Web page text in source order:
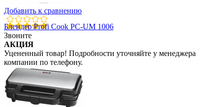
Добавить к сравнению
Блендер Profi Cook PC-UM 1006
Звоните
АКЦИЯ
Уцененный товар! Подробности уточняйте у менеджера
компании по телефону.